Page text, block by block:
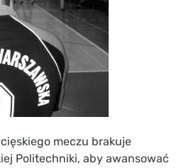
meczu brakuje
Politechniki, aby awansować